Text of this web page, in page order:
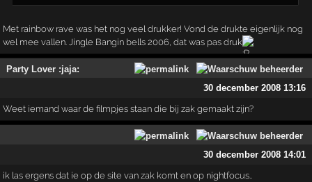
Met rainbow rave was het nog veel drukker! Vond de drukte eigenlijk nog
wel mee vallen. Jingle Bangin bells 2006, dat was pas druk
Party Lover :jaja:
30 december 2008 13:16
Weet iemand waar de filmpjes staan die bij zak gemaakt zijn?
30 december 2008 14:01
ik las ergens dat ie op de site van zak komt en op nightfocus..